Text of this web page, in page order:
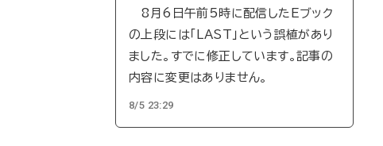
8月6日午前5時に配信したEブック
の上段には「LAST」という誤植があり
ました。すでに修正しています。記事の
内容に変更はありません。
8/5 23:29